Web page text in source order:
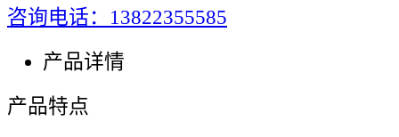
咨询电话：13822355585
产品详情
产品特点